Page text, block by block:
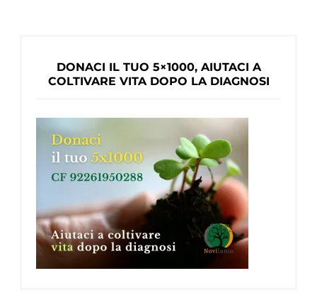
DONACI IL TUO 5×1000, AIUTACI A
COLTIVARE VITA DOPO LA DIAGNOSI